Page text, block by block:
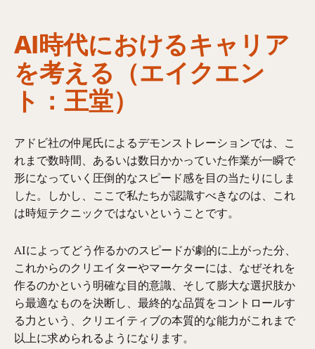
AI時代におけるキャリア
を考える（エイクエン
ト：王堂）
アドビ社の仲尾氏によるデモンストレーションでは、こ
れまで数時間、あるいは数日かかっていた作業が一瞬で
形になっていく圧倒的なスピード感を目の当たりにしま
した。しかし、ここで私たちが認識すべきなのは、これ
は時短テクニックではないということです。
AIによってどう作るかのスピードが劇的に上がった分、
これからのクリエイターやマーケターには、なぜそれを
作るのかという明確な目的意識、そして膨大な選択肢か
ら最適なものを決断し、最終的な品質をコントロールす
る力という、クリエイティブの本質的な能力がこれまで
以上に求められるようになります。